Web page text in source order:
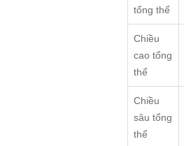
tổng thể
Chiều
cao tổng
thể
Chiều
sâu tổng
thể